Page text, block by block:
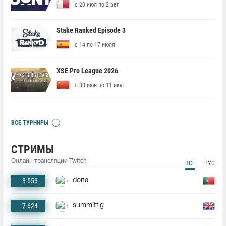
с 20 июл по 2 авг
Stake Ranked Episode 3
с 14 по 17 июля
XSE Pro League 2026
с 30 июн по 11 июл
ВСЕ ТУРНИРЫ
СТРИМЫ
Онлайн трансляции Twitch ВСЕ РУС
8 553 dona
7 624 summit1g